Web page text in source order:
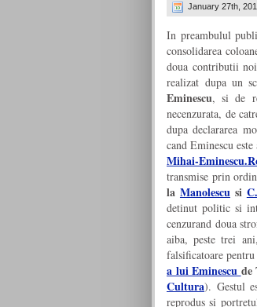
January 27th,
In preambulul
consolidarea
doua contributii
realizat dupa un
Eminescu, si de
necenzurata, de
dupa declararea
cand Eminescu
Mihai-
transmise prin
la Manolescusi
detinut politic si
cenzurand doua
aiba, peste trei
falsificatoare
a lui Eminescu de
Cultura). Gestul
reprodus si